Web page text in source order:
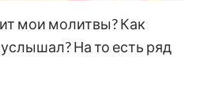
мои молитвы? Как
На то есть ряд